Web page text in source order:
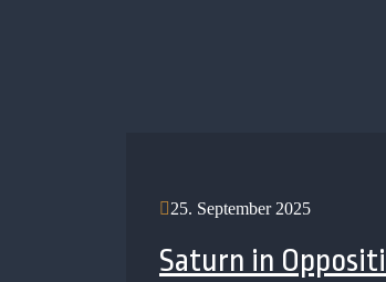
25. September 2025
Saturn in